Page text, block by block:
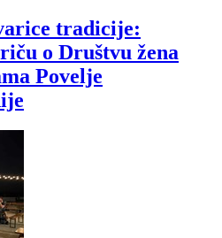
tradicije:
o Društvu žena
Povelje